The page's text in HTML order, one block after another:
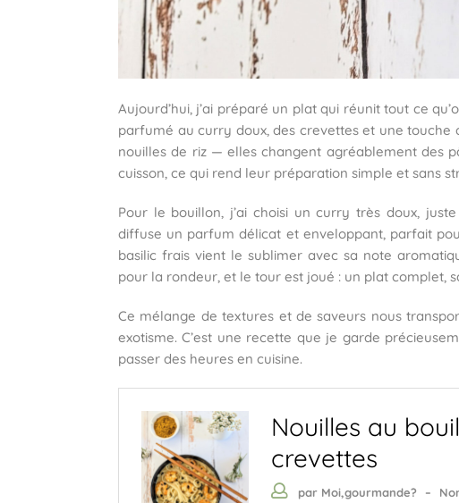
Aujourd’hui, j’ai préparé un plat qui réunit tout ce
parfumé au curry doux, des crevettes et une touche
nouilles de riz — elles changent agréablement des
cuisson, ce qui rend leur préparation simple et sans
Pour le bouillon, j’ai choisi un curry très doux,
diffuse un parfum délicat et enveloppant, parfait
basilic frais vient le sublimer avec sa note
pour la rondeur, et le tour est joué : un plat complet,
Ce mélange de textures et de saveurs nous
exotisme. C’est une recette que je garde
passer des heures en cuisine.
Nouilles au
crevettes
par Moi,gourmande? –